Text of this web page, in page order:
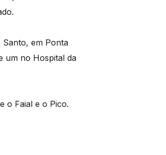
Santo, em Ponta
um no Hospital da
o Faial e o Pico.